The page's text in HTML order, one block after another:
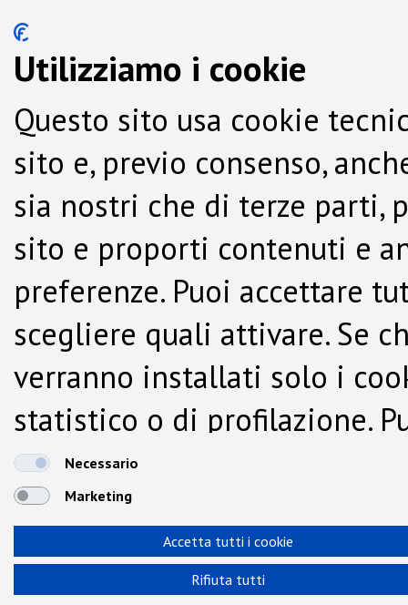
Utilizziamo i cookie
Questo sito usa cookie
sito e, previo consenso,
sia nostri che di terze parti,
sito e proporti contenuti e
preferenze. Puoi accettare
scegliere quali attivare. Se
verranno installati solo i
statistico o di profilazione.
dalla Cookie Policy.
Necessario
Marketing
Accetta tutti i cookie
Rifiuta tutti